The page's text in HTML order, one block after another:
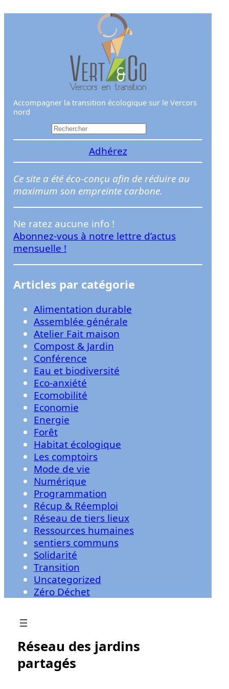
Accompagner la transition écologique sur le Vercors
nord
e
h
e
r
e
r
Adhérez
Ce site a été éco-conçu afin de réduire au
maximum son empreinte carbone.
Ne ratez aucune info !
Abonnez-vous à notre lettre d’actus
mensuelle !
Articles par catégorie
Alimentation durable
Assemblée générale
Atelier Fait maison
Compost & Jardin
Conférence
Eau et biodiversité
Eco-anxiété
Ecomobilité
Economie
Energie
Forêt
Habitat écologique
Les comptoirs
Mode de vie
Numérique
Programmation
Récup & Réemploi
Réseau de tiers lieux
Ressources humaines
sentiers communs
Solidarité
Transition
Uncategorized
Zéro Déchet
Réseau des jardins
partagés